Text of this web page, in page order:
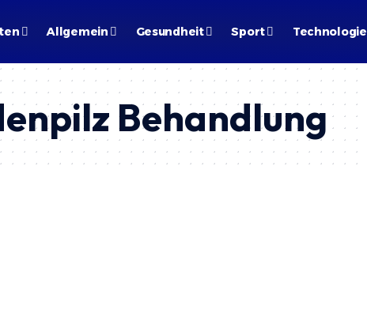
Allgemein Gesundheit Sport Technologie
Behandlung